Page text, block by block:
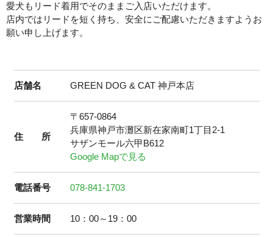
愛犬もリード着用でそのままご入店いただけます。
店内ではリードを短く持ち、安全にご配慮いただきますようお
願い申し上げます。
店舗名 GREEN DOG & CAT 神戸本店
住 所
〒657-0864
兵庫県神戸市灘区新在家南町1丁目2-1
サザンモール六甲B612
Google Mapで見る
電話番号 078-841-1703
営業時間 10：00～19：00